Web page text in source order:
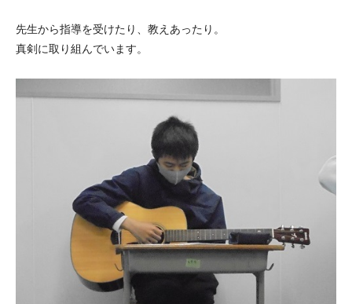
先生から指導を受けたり、教えあったり。
真剣に取り組んでいます。